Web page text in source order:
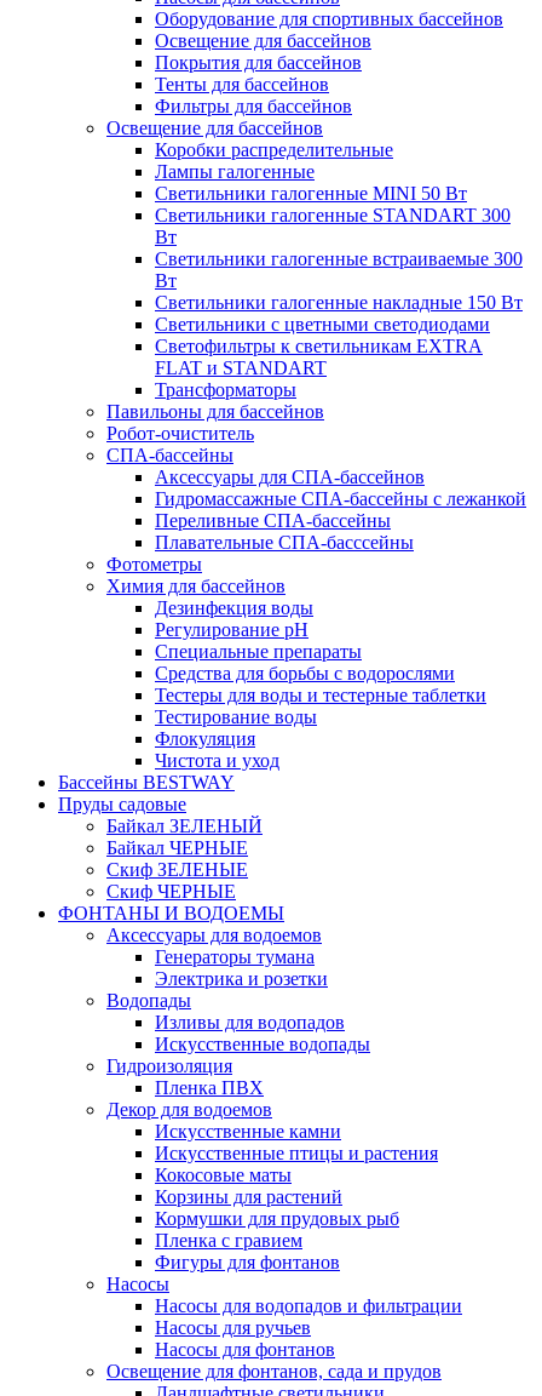
Оборудование для спортивных бассейнов
Освещение для бассейнов
Покрытия для бассейнов
Тенты для бассейнов
Фильтры для бассейнов
Освещение для бассейнов
Коробки распределительные
Лампы галогенные
Светильники галогенные MINI 50 Вт
Светильники галогенные STANDART 300
Вт
Светильники галогенные встраиваемые 300
Вт
Светильники галогенные накладные 150 Вт
Светильники с цветными светодиодами
Светофильтры к светильникам EXTRA
FLAT и STANDART
Трансформаторы
Павильоны для бассейнов
Робот-очиститель
СПА-бассейны
Аксессуары для СПА-бассейнов
Гидромассажные СПА-бассейны с лежанкой
Переливные СПА-бассейны
Плавательные СПА-басссейны
Фотометры
Химия для бассейнов
Дезинфекция воды
Регулирование pH
Специальные препараты
Средства для борьбы с водорослями
Тестеры для воды и тестерные таблетки
Тестирование воды
Флокуляция
Чистота и уход
Бассейны BESTWAY
Пруды садовые
Байкал ЗЕЛЕНЫЙ
Байкал ЧЕРНЫЕ
Скиф ЗЕЛЕНЫЕ
Скиф ЧЕРНЫЕ
ФОНТАНЫ И ВОДОЕМЫ
Аксессуары для водоемов
Генераторы тумана
Электрика и розетки
Водопады
Изливы для водопадов
Искусственные водопады
Гидроизоляция
Пленка ПВХ
Декор для водоемов
Искусственные камни
Искусственные птицы и растения
Кокосовые маты
Корзины для растений
Кормушки для прудовых рыб
Пленка с гравием
Фигуры для фонтанов
Насосы
Насосы для водопадов и фильтрации
Насосы для ручьев
Насосы для фонтанов
Освещение для фонтанов, сада и прудов